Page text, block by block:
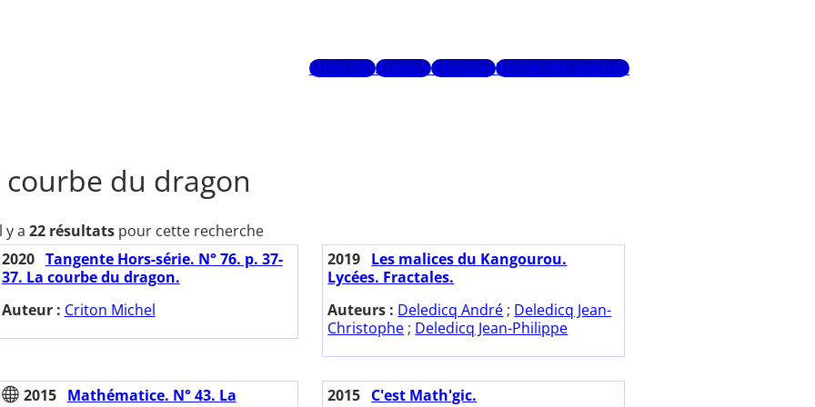
Mots-clésAuteursGlossaireRecherche avancée
courbe du dragon
y a 22 résultatspour cette recherche
2020 Tangente Hors-série. N° 76. p. 37-
37. La courbe du dragon.
Auteur : Criton Michel
2019 Les malices du Kangourou.
Lycées. Fractales.
Auteurs : Deledicq André ; Deledicq Jean-
Christophe ; Deledicq Jean-Philippe
2015
Mathématice. N° 43. La
2015 C'est Math'gic.